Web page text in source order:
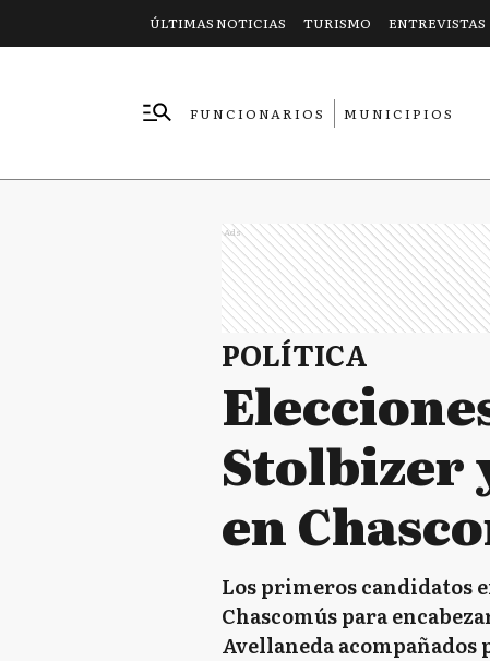
ÚLTIMAS NOTICIAS TURISMO ENTREVISTAS
FUNCIONARIOS
MUNICIPIOS
Ads
POLÍTICA
Stolbizer
en
Los primeros candidatos
Chascomús para
Avellaneda